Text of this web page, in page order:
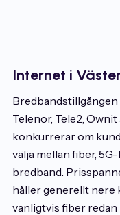
Internet i
Bredbandstillgången
Telenor, Tele2,
konkurrerar om
välja mellan fiber,
bredband.
håller generellt nere
vanligtvis fiber redan